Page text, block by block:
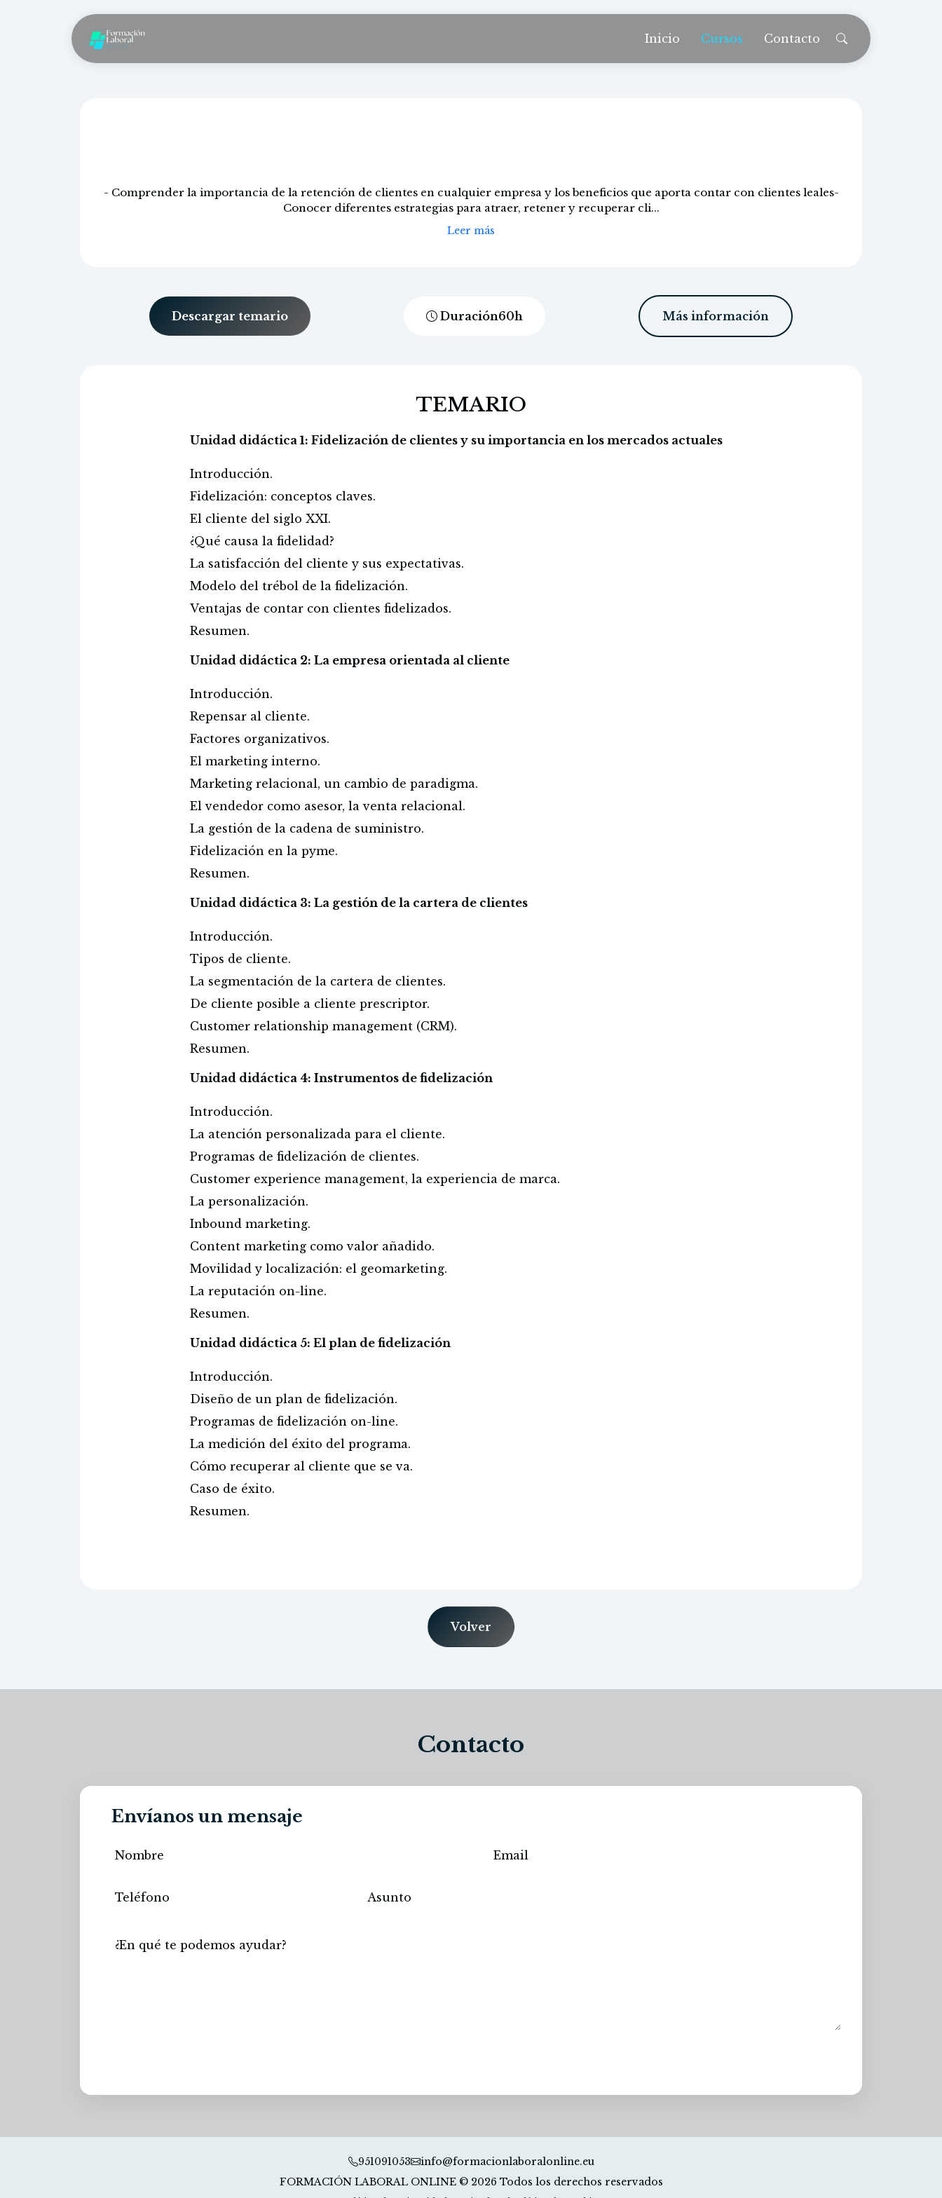
Inicio Cursos Contacto
- Comprender la importancia de la retención de clientes en cualquier empresa y los beneficios que aporta contar con clientes leales-
Conocer diferentes estrategias para atraer, retener y recuperar cli...
Leer más
Descargar temario Duración60h Más información
TEMARIO
Unidad didáctica 1: Fidelización de clientes y su importancia en los mercados actuales
Introducción.
Fidelización: conceptos claves.
El cliente del siglo XXI.
¿Qué causa la fidelidad?
La satisfacción del cliente y sus expectativas.
Modelo del trébol de la fidelización.
Ventajas de contar con clientes fidelizados.
Resumen.
Unidad didáctica 2: La empresa orientada al cliente
Introducción.
Repensar al cliente.
Factores organizativos.
El marketing interno.
Marketing relacional, un cambio de paradigma.
El vendedor como asesor, la venta relacional.
La gestión de la cadena de suministro.
Fidelización en la pyme.
Resumen.
Unidad didáctica 3: La gestión de la cartera de clientes
Introducción.
Tipos de cliente.
La segmentación de la cartera de clientes.
De cliente posible a cliente prescriptor.
Customer relationship management (CRM).
Resumen.
Unidad didáctica 4: Instrumentos de fidelización
Introducción.
La atención personalizada para el cliente.
Programas de fidelización de clientes.
Customer experience management, la experiencia de marca.
La personalización.
Inbound marketing.
Content marketing como valor añadido.
Movilidad y localización: el geomarketing.
La reputación on-line.
Resumen.
Unidad didáctica 5: El plan de fidelización
Introducción.
Diseño de un plan de fidelización.
Programas de fidelización on-line.
La medición del éxito del programa.
Cómo recuperar al cliente que se va.
Caso de éxito.
Resumen.
Volver
Contacto
Envíanos un mensaje
951091053
info@formacionlaboralonline.eu
FORMACIÓN LABORAL ONLINE © 2026 Todos los derechos reservados